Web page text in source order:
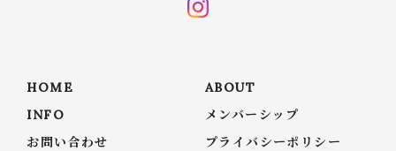
HOME
ABOUT
INFO
メンバーシップ
お問い合わせ
プライバシーポリシー